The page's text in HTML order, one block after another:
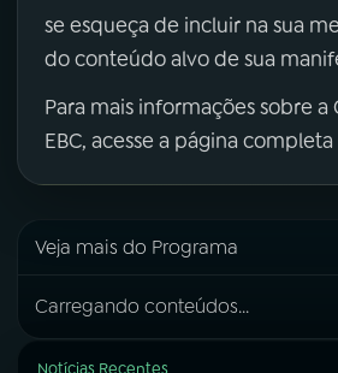
se esqueça de incluir na sua
do conteúdo alvo de sua
Para mais informações sobre a
EBC, acesse a página completa
Veja mais do Programa
Carregando conteúdos...